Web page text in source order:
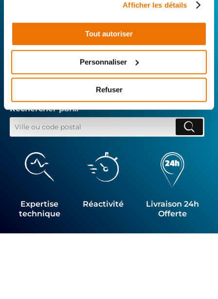
Afficher les détails
Tout autoriser
Personnaliser
Refuser
Distributeurs. De l’achat depièces scooters
d’occasion garanties à la révision complète de
votre 2 roues, trouvez le garage le plus proche de
Rechercher par...
Expertise
technique
Réactivité
Livraison 24h
Offerte